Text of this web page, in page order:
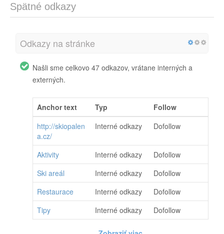
Spätné odkazy
Odkazy na stránke
Našli sme celkovo 47 odkazov, vrátane interných a
externých.
Anchor text Typ
Follow
http://skiopalen
a.cz/
Interné odkazy Dofollow
Aktivity Interné odkazy
Dofollow
Ski areál
Interné odkazy
Dofollow
Restaurace
Interné odkazy
Dofollow
Tipy
Interné odkazy Dofollow